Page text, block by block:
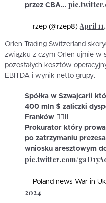
przez CBA…
— rzep (@rzep8) April
Orlen Trading Switzerland
związku z czym Orlen ujmie w
pozostałych kosztów
EBITDA i wynik netto grupy.
Spółka w Szwajcarii
400 mln $ zaliczki
Franków 🙆‍♀️‼️
Prokurator który
po zatrzymaniu
wniosku aresztowym
pic.twitter.com/
— Poland news War in
2024